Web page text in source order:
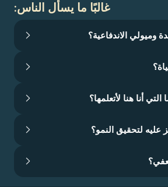
غالبًا ما يسأل الناس:
وميولي الاندفاعية؟
أنا هنا لأتعلمها؟
عليه لتحقيق النمو؟